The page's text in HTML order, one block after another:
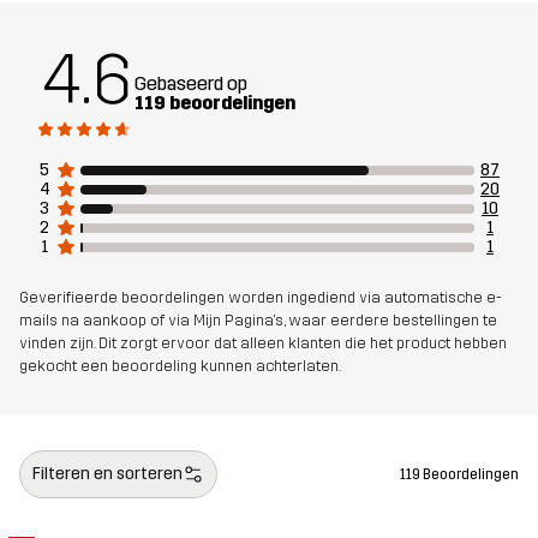
Duurzaamheid Bluesign® approved
voor
Artikelnummer 14170_2013
4.6 Gebaseerd op
119 beoordelingen
5
87
4
20
3
10
2
1
1
1
Geverifieerde beoordelingen worden ingediend via automatische e-
mails na aankoop of via Mijn Pagina's, waar eerdere bestellingen te
vinden zijn. Dit zorgt ervoor dat alleen klanten die het product hebben
gekocht een beoordeling kunnen achterlaten.
Filteren en sorteren 119 Beoordelingen